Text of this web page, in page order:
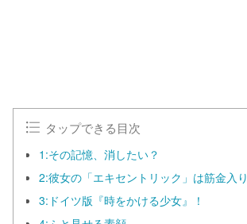
タップできる目次
1:その記憶、消したい？
2:彼女の「エキセントリック」は筋金入り
3:ドイツ版『時をかける少女』！